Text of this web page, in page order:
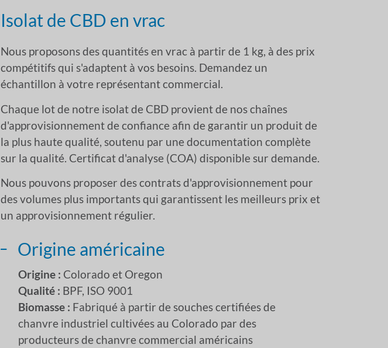
Isolat de CBD en vrac
Nous proposons des quantités en vrac à partir de 1 kg, à des prix
compétitifs qui s'adaptent à vos besoins. Demandez un
échantillon à votre représentant commercial.
Chaque lot de notre isolat de CBD provient de nos chaînes
d'approvisionnement de confiance afin de garantir un produit de
la plus haute qualité, soutenu par une documentation complète
sur la qualité. Certificat d'analyse (COA) disponible sur demande.
Nous pouvons proposer des contrats d'approvisionnement pour
des volumes plus importants qui garantissent les meilleurs prix et
un approvisionnement régulier.
Origine américaine
Origine : Colorado et Oregon
Qualité : BPF, ISO 9001
Biomasse : Fabriqué à partir de souches certifiées de
chanvre industriel cultivées au Colorado par des
producteurs de chanvre commercial américains